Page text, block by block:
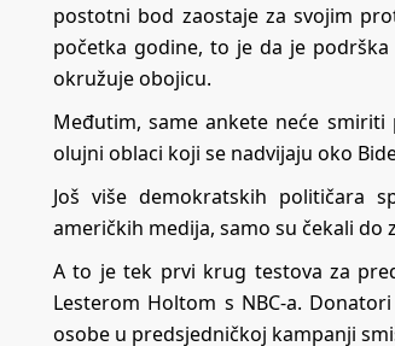
postotni bod zaostaje za svojim
početka godine, to je da je
okružuje obojicu.
Međutim, same ankete neće
olujni oblaci koji se nadvijaju oko
Još više demokratskih političara
američkih medija, samo su čekali do
A to je tek prvi krug testova za
Lesterom Holtom s NBC-a.
osobe u predsjedničkoj kampanji